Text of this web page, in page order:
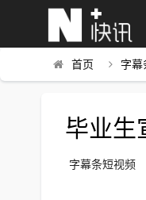
首页 字幕
毕业生
字幕条短视频